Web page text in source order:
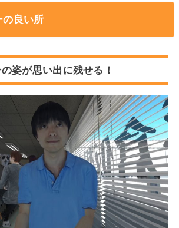
の良い所
姿が思い出に残せる！